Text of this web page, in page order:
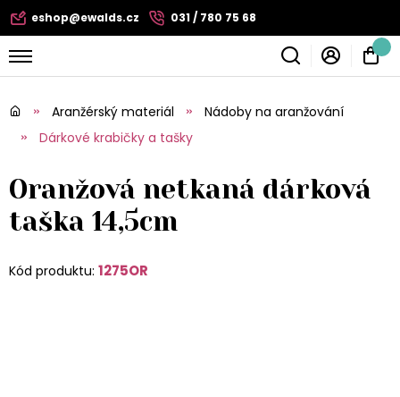
eshop@ewalds.cz 031 / 780 75 68
Aranžérský materiál
Nádoby na aranžování
Dárkové krabičky a tašky
Oranžová netkaná dárková
taška 14,5cm
Kód produktu: 1275OR